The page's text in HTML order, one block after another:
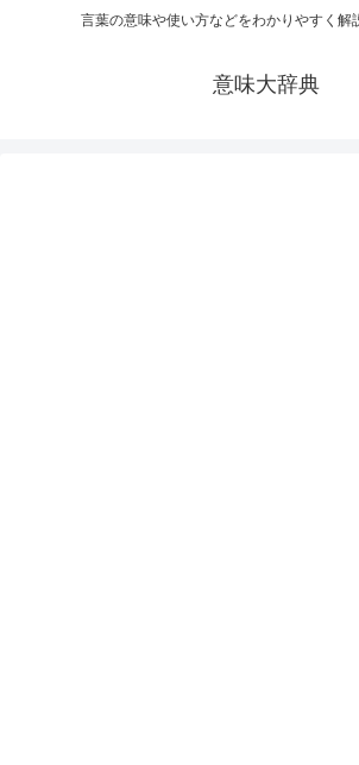
言葉の意味や使い方などをわかりやすく解
意味大辞典